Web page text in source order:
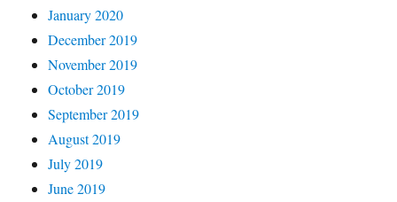
January 2020
December 2019
November 2019
October 2019
September 2019
August 2019
July 2019
June 2019